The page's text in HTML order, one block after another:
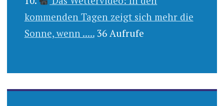
kommenden Tagen zeigt sich mehr die
Sonne, wenn ..... 36 Aufrufe